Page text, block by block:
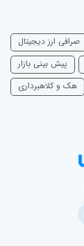
صرافی ارز دیجیتال
پیش بینی بازار
هک و کلاهبرداری